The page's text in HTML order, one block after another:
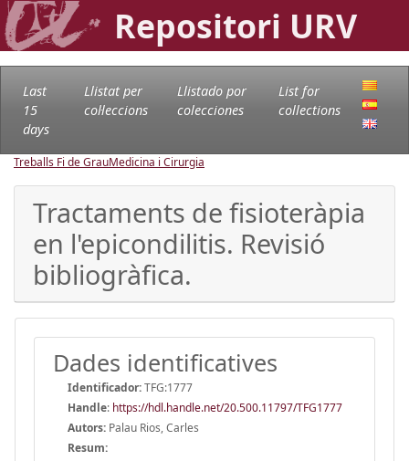
Repositori URV
Last
15
days
Llistat per
col·leccions
Llistado por
colecciones
List for
collections
Treballs Fi de GrauMedicina i Cirurgia
Tractaments de fisioteràpia
en l'epicondilitis. Revisió
bibliogràfica.
Dades identificatives
Identificador:TFG:1777
Handle: https://hdl.handle.net/20.500.11797/TFG1777
Autors: Palau Rios, Carles
Resum: